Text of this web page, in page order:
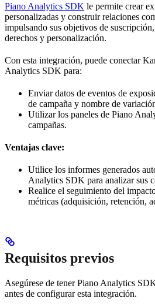
Piano Analytics SDK le permite crear
personalizadas y construir relaciones
impulsando sus objetivos de
derechos y personalización.
Con esta integración, puede conectar
Analytics SDK para:
Enviar datos de eventos de
de campaña y nombre de
Utilizar los paneles de Piano
campañas.
Ventajas clave:
Utilice los informes generados
Analytics SDK para analizar sus
Realice el seguimiento del
métricas (adquisición, retención,
Requisitos previos
Asegúrese de tener Piano Analytics
antes de configurar esta integración.